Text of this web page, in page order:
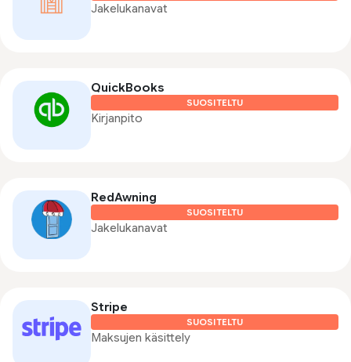
Jakelukanavat
QuickBooks
SUOSITELTU
Kirjanpito
RedAwning
SUOSITELTU
Jakelukanavat
Stripe
SUOSITELTU
Maksujen käsittely